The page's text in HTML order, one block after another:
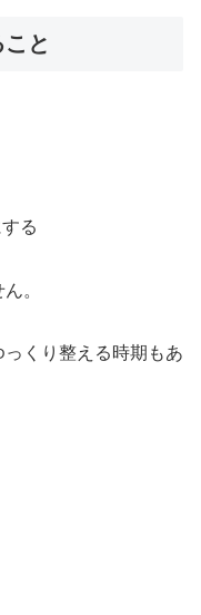
と
る
。
くり整える時期もあ